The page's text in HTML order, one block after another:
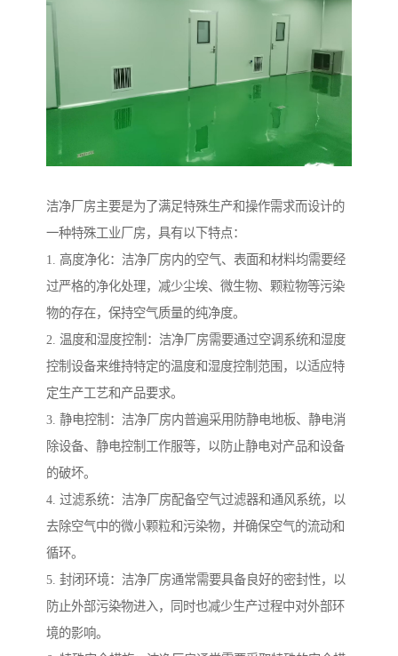
洁净厂房主要是为了满足特殊生产和操作需求而设计的
一种特殊工业厂房，具有以下特点：
1. 高度净化：洁净厂房内的空气、表面和材料均需要经
过严格的净化处理，减少尘埃、微生物、颗粒物等污染
物的存在，保持空气质量的纯净度。
2. 温度和湿度控制：洁净厂房需要通过空调系统和湿度
控制设备来维持特定的温度和湿度控制范围，以适应特
定生产工艺和产品要求。
3. 静电控制：洁净厂房内普遍采用防静电地板、静电消
除设备、静电控制工作服等，以防止静电对产品和设备
的破坏。
4. 过滤系统：洁净厂房配备空气过滤器和通风系统，以
去除空气中的微小颗粒和污染物，并确保空气的流动和
循环。
5. 封闭环境：洁净厂房通常需要具备良好的密封性，以
防止外部污染物进入，同时也减少生产过程中对外部环
境的影响。